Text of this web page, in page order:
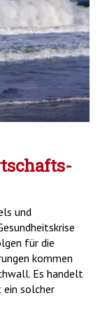
und
für die
kommen
Es handelt
ein solcher